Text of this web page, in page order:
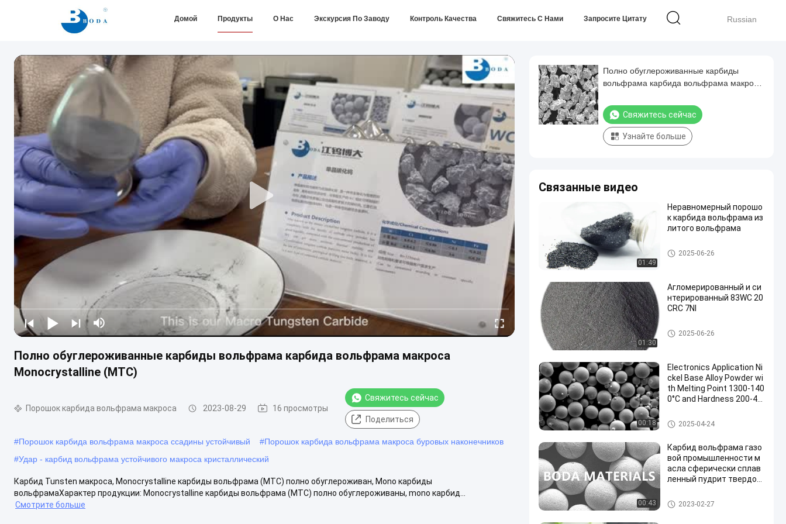
Russian
Домой Продукты О Нас Экскурсия По Заводу Контроль Качества Свяжитесь С Нами Запросите Цитату
Полно обуглероживанные карбиды вольфрама карбида вольфрама макроса
Monocrystalline (MTC)
Порошок карбида вольфрама макроса 2023-08-29 16 просмотры
Свяжитесь сейчас
Поделиться
#Порошок карбида вольфрама макроса ссадины устойчивый #Порошок карбида вольфрама макроса буровых наконечников
#Удар - карбид вольфрама устойчивого макроса кристаллический
Карбид Tunsten макроса, Monocrystalline карбиды вольфрама (MTC) полно обуглероживан, Mono карбиды
вольфрамаХарактер продукции: Monocrystalline карбиды вольфрама (MTC) полно обуглероживаны, mono карбид...
Смотрите больше
Полно обуглероживанные карбиды
вольфрама карбида вольфрама макроса
Свяжитесь сейчас
Узнайте больше
Связанные видео
01:49
Неравномерный порошо
к карбида вольфрама из
литого вольфрама
Брошенный порошок карбид
а вольфрама
2025-06-26
01:30
Агломерированный и си
нтерированный 83WC 20
CRC 7NI
Термальные порошки брызг
2025-06-26
00:18
Electronics Application Ni
ckel Base Alloy Powder wi
th Melting Point 1300-140
0°C and Hardness 200-40
Порошок сплава никеля низк
опробный
2025-04-24
00:43
Карбид вольфрама газо
вой промышленности м
асла сферически сплав
ленный пудрит твердос
Сферически брошенный карб
ид вольфрама
2023-02-27